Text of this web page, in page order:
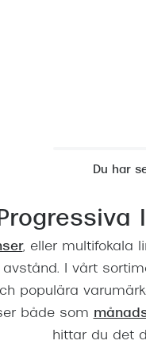
Du har
, eller multifokala
I vårt
populära
både som
hittar du det